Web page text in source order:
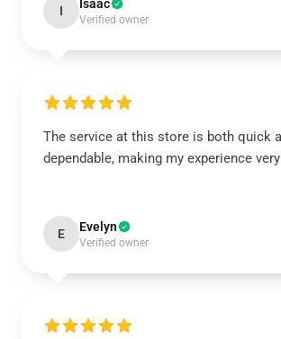
I Isaac
Verified owner
The service at this store is both quick
dependable, making my experience
E Evelyn
Verified owner